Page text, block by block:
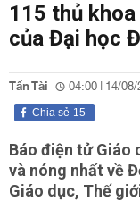
115 thủ
của Đại học
Tấn Tài 04:00 | 14/
15
Chia sẻ
Báo điện tử Giáo
và nóng nhất về
Giáo dục, Thế